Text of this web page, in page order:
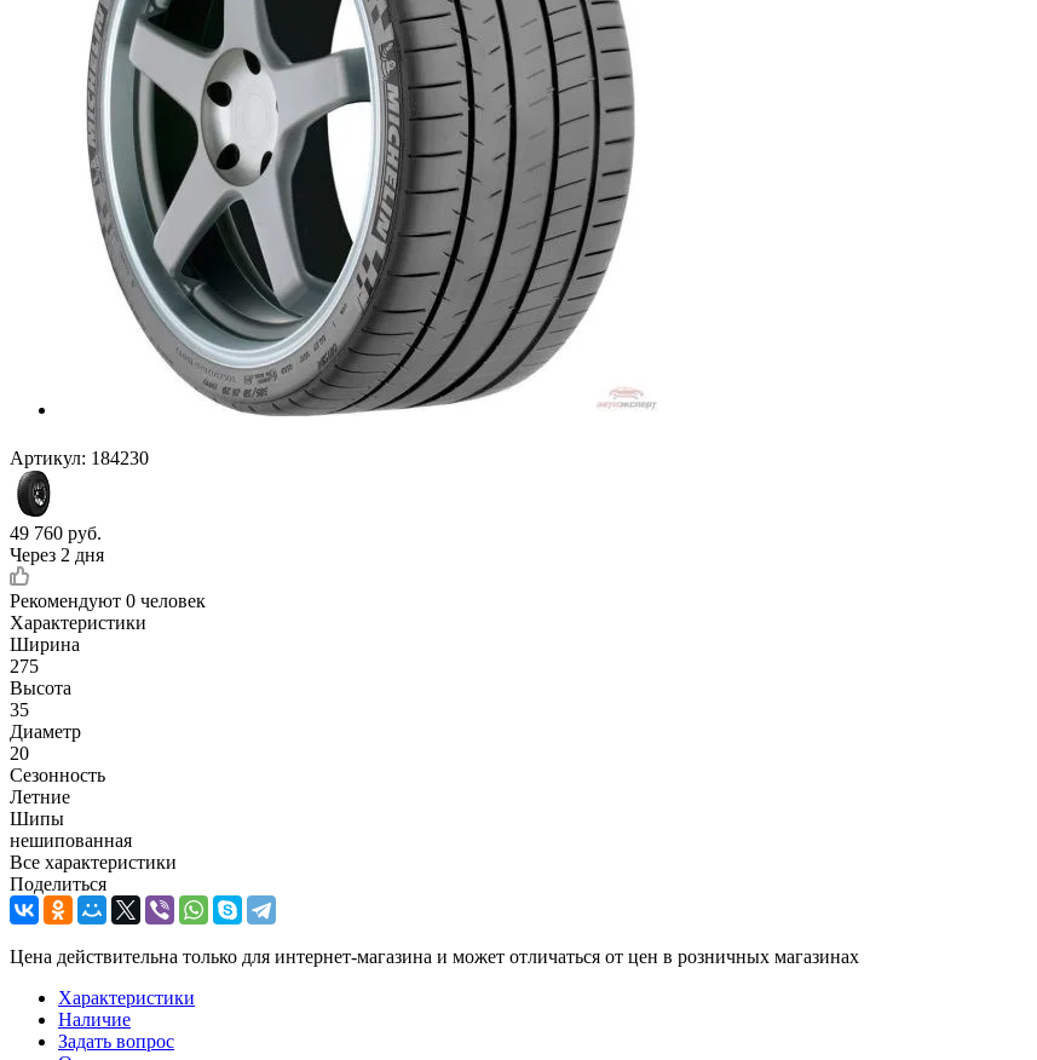
Артикул: 184230
49 760 руб.
Через 2 дня
Рекомендуют 0 человек
Характеристики
Ширина
275
Высота
35
Диаметр
20
Сезонность
Летние
Шипы
нешипованная
Все характеристики
Поделиться
Цена действительна только для интернет-магазина и может отличаться от цен в розничных магазинах
Характеристики
Наличие
Задать вопрос